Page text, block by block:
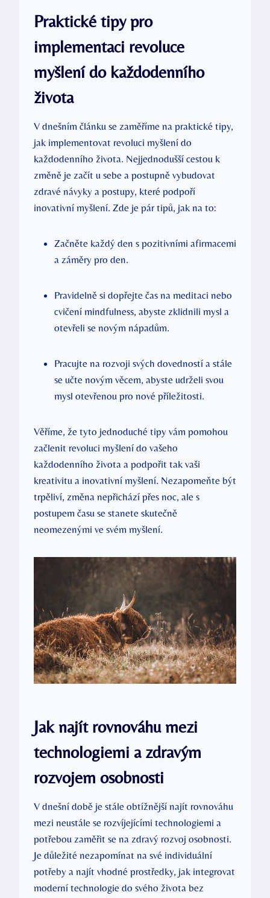
Praktické tipy pro
implementaci revoluce
myšlení do každodenního
života
V dnešním článku se zaměříme na praktické tipy,
jak implementovat revoluci myšlení do
každodenního života. Nejjednodušší cestou k
změně je začít u sebe a postupně vybudovat
zdravé návyky a postupy, které podpoří
inovativní myšlení. Zde je pár tipů, jak na to:
Začněte každý den s pozitivními afirmacemi
a záměry pro den.
Pravidelně si dopřejte čas na meditaci nebo
cvičení mindfulness, abyste zklidnili mysl a
otevřeli se novým nápadům.
Pracujte na rozvoji svých dovedností a stále
se učte novým věcem, abyste udrželi svou
mysl otevřenou pro nové příležitosti.
Věříme, že tyto jednoduché tipy vám pomohou
začlenit revoluci myšlení do vašeho
každodenního života a podpořit tak vaši
kreativitu a inovativní myšlení. Nezapomeňte být
trpěliví, změna nepřichází přes noc, ale s
postupem času se stanete skutečně
neomezenými ve svém myšlení.
Jak najít rovnováhu mezi
technologiemi a zdravým
rozvojem osobnosti
V dnešní době je stále obtížnější najít rovnováhu
mezi neustále se rozvíjejícími technologiemi a
potřebou zaměřit se na zdravý rozvoj osobnosti.
Je důležité nezapomínat na své individuální
potřeby a najít vhodné prostředky, jak integrovat
moderní technologie do svého života bez